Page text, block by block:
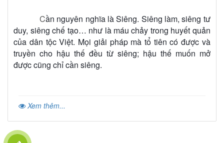
Cần nguyên nghĩa là Siêng. Siêng làm, siêng tư
duy, siêng chế tạo… như là máu chảy trong huyết quản
của dân tộc Việt. Mọi giải pháp mà tổ tiên có được và
truyền cho hậu thế đều từ siêng; hậu thế muốn mở
được cũng chỉ cần siêng.
Xem thêm...